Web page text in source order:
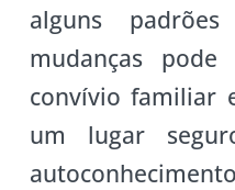
alguns
mudanças
convívio familiar
um lugar